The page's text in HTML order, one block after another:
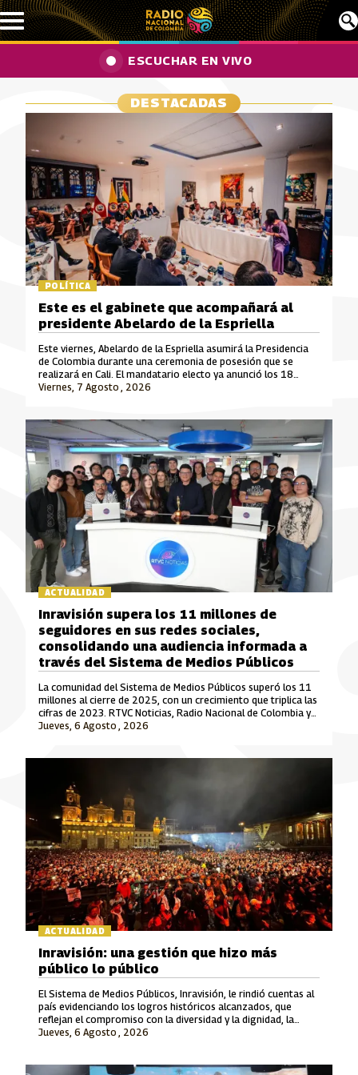
Pasar al contenido principal
ESCUCHAR EN VIVO
DESTACADAS
POLÍTICA
Este viernes, Abelardo de la Espriella asumirá la Presidencia
de Colombia durante una ceremonia de posesión que se
realizará en Cali. El mandatario electo ya anunció los 18
ministros que integrarán su gabinete para el periodo 2026-
Viernes, 7 Agosto , 2026
Este es el gabinete que acompañará al
presidente Abelardo de la Espriella
ACTUALIDAD
Jueves, 6 Agosto , 2026
Inravisión supera los 11 millones de
seguidores en sus redes sociales,
consolidando una audiencia informada a
través del Sistema de Medios Públicos
La comunidad del Sistema de Medios Públicos superó los 11
millones al cierre de 2025, con un crecimiento que triplica las
cifras de 2023. RTVC Noticias, Radio Nacional de Colombia y
Señal Colombia son las marcas que lideran este crecimiento.
ACTUALIDAD
Jueves, 6 Agosto , 2026
Inravisión: una gestión que hizo más
público lo público
El Sistema de Medios Públicos, Inravisión, le rindió cuentas al
país evidenciando los logros históricos alcanzados, que
reflejan el compromiso con la diversidad y la dignidad, la
rigurosidad periodística, el fomento a la cultura y el cuidado